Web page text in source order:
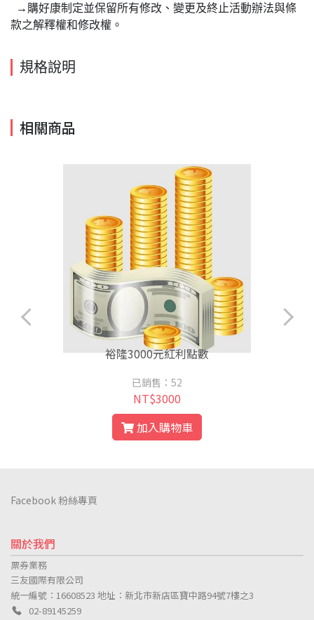
→購好康制定並保留所有修改、變更及終止活動辦法與條
款之解釋權和修改權。
規格說明
相關商品
裕隆3000元紅利點數
已銷售：52
NT$3000
加入購物車
關於我們
票券業務
三友國際有限公司
統一編號：16608523 地址：新北市新店區寶中路94號7樓之3
02-89145259
Facebook 粉絲專頁